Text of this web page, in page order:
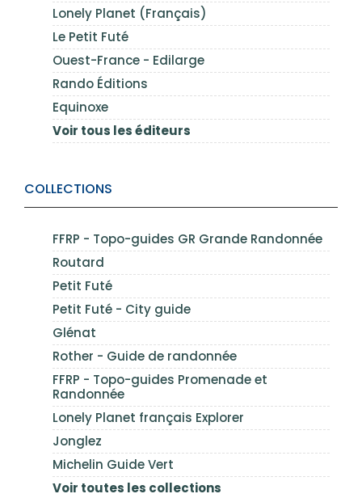
Lonely Planet (Français)
Le Petit Futé
Ouest-France - Edilarge
Rando Éditions
Equinoxe
Voir tous les éditeurs
COLLECTIONS
FFRP - Topo-guides GR Grande Randonnée
Routard
Petit Futé
Petit Futé - City guide
Glénat
Rother - Guide de randonnée
FFRP - Topo-guides Promenade et
Randonnée
Lonely Planet français Explorer
Jonglez
Michelin Guide Vert
Voir toutes les collections